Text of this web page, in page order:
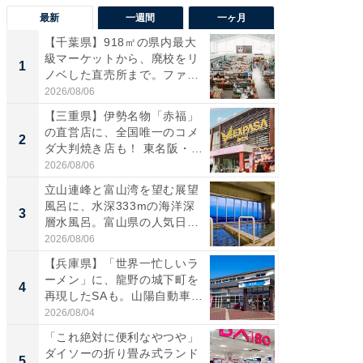
最新 一週間 一ヶ月
1
【千葉県】918㎡の県内最大
級マーケットから、廃校をリ
ノベした直売所まで。ファ
ー...
2026/08/06
2
【三重県】伊勢名物「赤福」
の直営店に、全国唯一のコメ
ダ大判焼き店も！ 東名阪・
伊...
2026/08/06
3
立山連峰と富山湾を望む展望
風呂に、水深333mの海洋深
層水風呂。富山県の人気日
帰...
2026/08/06
4
【兵庫県】「世界一忙しいラ
ーメン」に、龍野の城下町を
再現したSAも。山陽自動車
道...
2026/08/04
「これ絶対に便利なやつや」
ダイソーの折り畳み式ランド